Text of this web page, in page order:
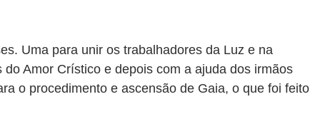
Uma para unir os trabalhadores da Luz e na
Amor Crístico e depois com a ajuda dos irmãos
o procedimento e ascensão de Gaia, o que foi feito